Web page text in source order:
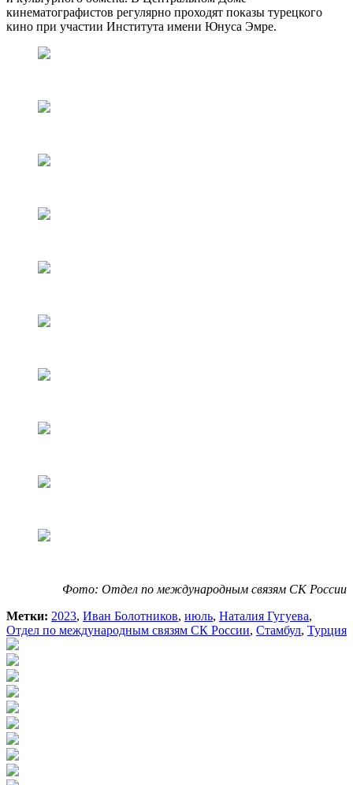
кинематографистов регулярно проходят показы турецкого
кино при участии Института имени Юнуса Эмре.
Фото: Отдел по международным связям СК России
Метки: 2023, Иван Болотников, июль, Наталия Гугуева,
Отдел по международным связям СК России, Стамбул, Турция